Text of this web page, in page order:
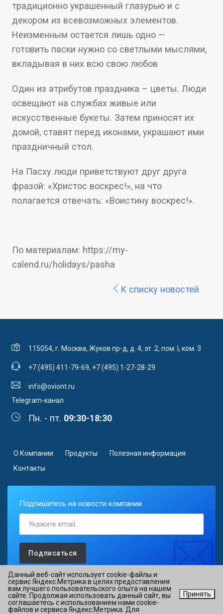
традиционно украшенный глазурью и с
декором из всевозможных элементов.
Неизменным остается лишь одно —
готовить паски нужно со светлыми мыслями,
вкладывая в них всю свою любов
Один из атрибутов праздника – цветы. Люди
освещают на службах живые или
искусственные букеты. Затем приносят их
домой, ставят перед иконами, украшают ими
праздничный стол.
На Пасху люди приветствуют друг друга
фразой: «Христос воскрес!», на что
полагается отвечать: «Воистину воскрес!».
По материалам: https://my-
calend.ru/holidays/pasha
К списку новостей
115054, г. Москва, Жуков пр-д, д. 4, эт. 2, пом. I, ком. 3
+7 (495) 411-79-69, +7 (495) 1-27-28-29
info@oviont.ru
Telegram-канал
Пн. - пт. 09:30-18:30
О Компании Продукты
Полезная информация
Контакты
Подпишитесь на новости компании
Подписаться
©2026 АО «ОВИОНТ ИНФОРМ» ИНН 7725088527 ОГРН
1027700076051
Данный веб-сайт использует cookie-файлы и
сервис Яндекс.Метрика в целях предоставления
вам лучшего пользовательского опыта на нашем
сайте. Продолжая использовать данный сайт, вы
соглашаетесь с использованием нами cookie-
файлов и сервиса Яндекс.Метрика. Для
Принять